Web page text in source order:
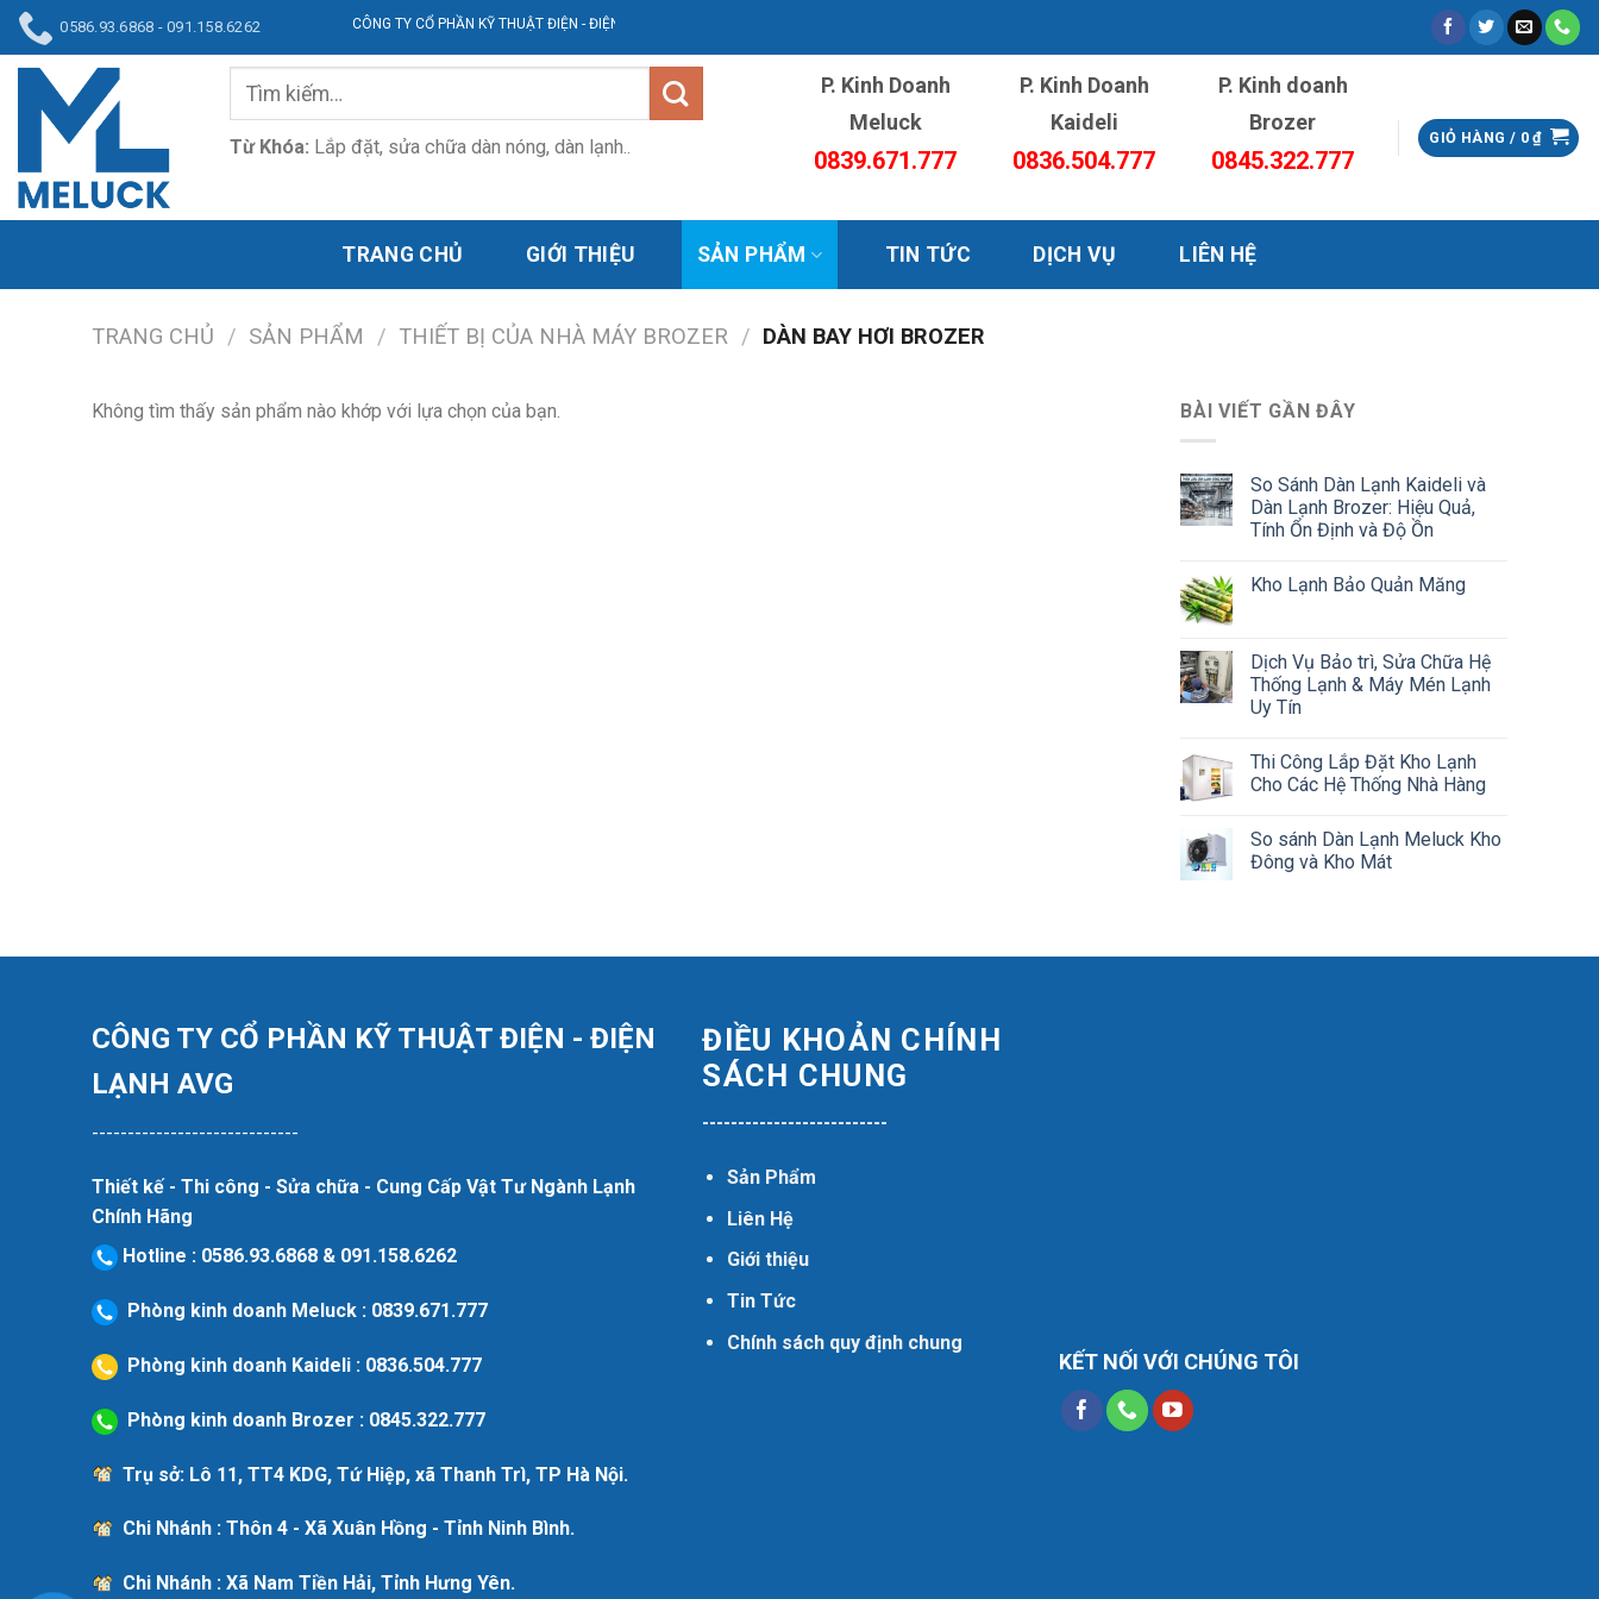
Bỏ
qua
nội
0586.93.6868 - 091.158.6262 CÔNG TY CỔ PHẦN KỸ THUẬT ĐIỆN - ĐIỆN LẠNH AVG
Tìm
Từ Khóa: Lắp đặt, sửa chữa dàn nóng, dàn lạnh..
P. Kinh Doanh
Meluck
0839.671.777
P. Kinh Doanh
Kaideli
0836.504.777
P. Kinh doanh
Brozer
0845.322.777
GIỎ HÀNG / 0₫
TRANG CHỦ GIỚI THIỆU SẢN PHẨM TIN TỨC DỊCH VỤ LIÊN HỆ
TRANG CHỦ / SẢN PHẨM / THIẾT BỊ CỦA NHÀ MÁY BROZER / DÀN BAY HƠI BROZER
Không tìm thấy sản phẩm nào khớp với lựa chọn của bạn. BÀI VIẾT GẦN ĐÂY
So Sánh Dàn Lạnh Kaideli và
Dàn Lạnh Brozer: Hiệu Quả,
Tính Ổn Định và Độ Ồn
Kho Lạnh Bảo Quản Măng
Dịch Vụ Bảo trì, Sửa Chữa Hệ
Thống Lạnh & Máy Mén Lạnh
Uy Tín
Thi Công Lắp Đặt Kho Lạnh
Cho Các Hệ Thống Nhà Hàng
So sánh Dàn Lạnh Meluck Kho
Đông và Kho Mát
CÔNG TY CỔ PHẦN KỸ THUẬT ĐIỆN - ĐIỆN
LẠNH AVG
-----------------------------
Thiết kế - Thi công - Sửa chữa - Cung Cấp Vật Tư Ngành Lạnh
Chính Hãng
Hotline : 0586.93.6868 & 091.158.6262
Phòng kinh doanh Meluck : 0839.671.777
Phòng kinh doanh Kaideli : 0836.504.777
Phòng kinh doanh Brozer : 0845.322.777
Trụ sở: Lô 11, TT4 KDG, Tứ Hiệp, xã Thanh Trì, TP Hà Nội.
Chi Nhánh : Thôn 4 - Xã Xuân Hồng - Tỉnh Ninh Bình.
Chi Nhánh : Xã Nam Tiền Hải, Tỉnh Hưng Yên.
ĐIỀU KHOẢN CHÍNH
SÁCH CHUNG
--------------------------
Sản Phẩm
Liên Hệ
Giới thiệu
Tin Tức
Chính sách quy định chung
KẾT NỐI VỚI CHÚNG TÔI